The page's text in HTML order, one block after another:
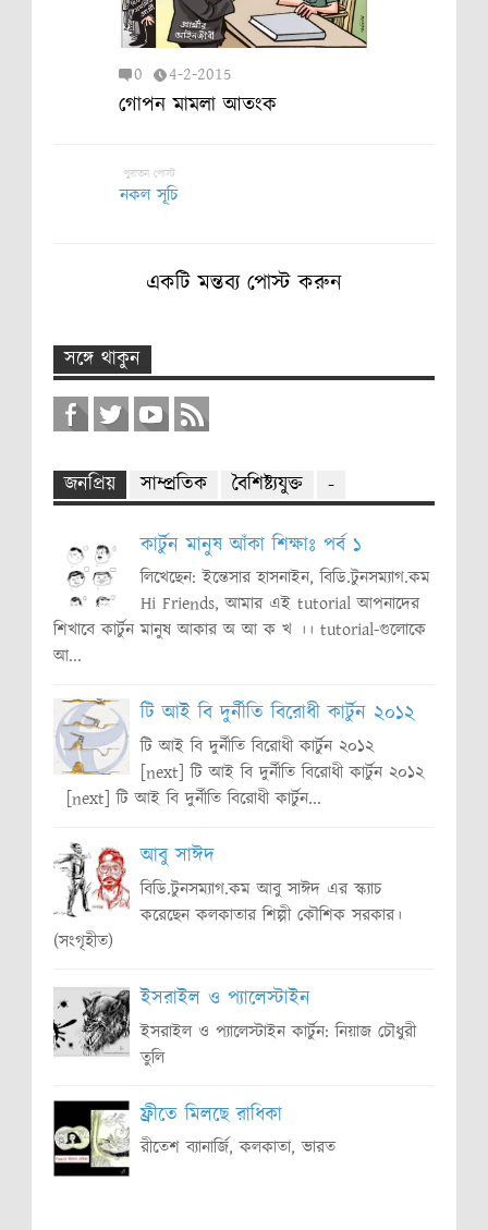
0 4-2-2015
গোপন মামলা আতংক
পুরাতন পোস্ট
নকল সূচি
একটি মন্তব্য পোস্ট করুন
সঙ্গে থাকুন
জনপ্রিয় সাম্প্রতিক বৈশিষ্ট্যযুক্ত -
কার্টুন মানুষ আঁকা শিক্ষাঃ পর্ব ১
লিখেছেন: ইন্তেসার হাসনাইন, বিডি.টুনসম্যাগ.কম
Hi Friends, আমার এই tutorial আপনাদের
শিখাবে কার্টুন মানুষ আকার অ আ ক খ ।। tutorial-গুলোকে
আ...
টি আই বি দুর্নীতি বিরোধী কার্টুন ২০১২
টি আই বি দুর্নীতি বিরোধী কার্টুন ২০১২
[next] টি আই বি দুর্নীতি বিরোধী কার্টুন ২০১২
[next] টি আই বি দুর্নীতি বিরোধী কার্টুন...
আবু সাঈদ
বিডি.টুনসম্যাগ.কম আবু সাঈদ এর স্ক্যাচ
করেছেন কলকাতার শিল্পী কৌশিক সরকার।
(সংগৃহীত)
ইসরাইল ও প্যালেস্টাইন
ইসরাইল ও প্যালেস্টাইন কার্টুন: নিয়াজ চৌধুরী
তুলি
ফ্রীতে মিলছে রাধিকা
রীতেশ ব্যানার্জি, কলকাতা, ভারত